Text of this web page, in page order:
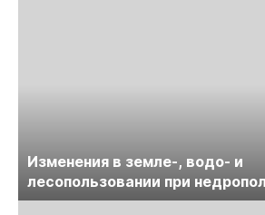
Изменения в земле-, водо- и
лесопользовании при
обсудят на семинаре